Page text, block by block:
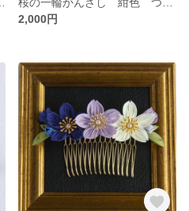
2,000円